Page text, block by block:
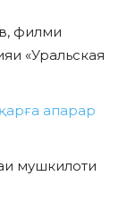
филми
«Уральская
апарар
мушкилоти